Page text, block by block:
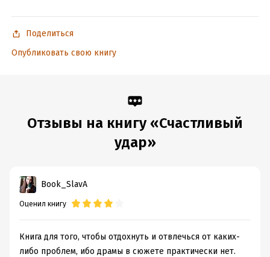
Год издания:2025
Дата поступления:10 апреля 2024
Поделиться
Опубликовать свою книгу
Отзывы на книгу «Счастливый
удар»
Book_SlavA
Оценил книгу
Книга для того, чтобы отдохнуть и отвлечься от каких-
либо проблем, ибо драмы в сюжете практически нет.